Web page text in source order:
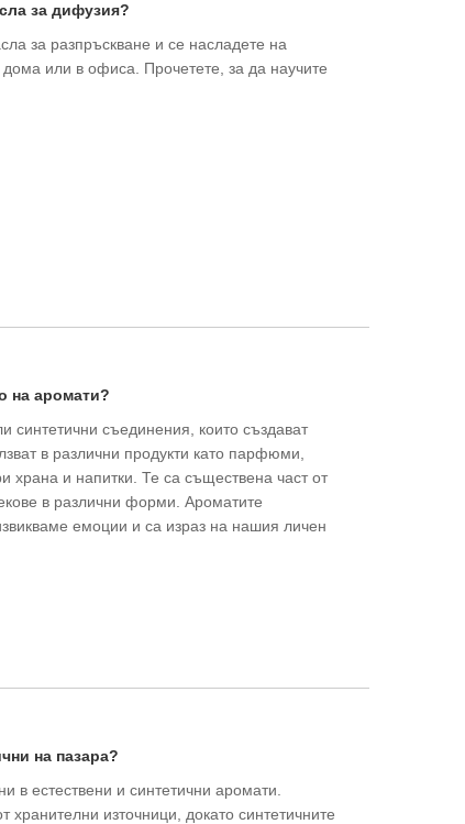
за дифузия?
за разпръскване и се насладете на
или в офиса. Прочетете, за да научите
на аромати?
синтетични съединения, които създават
в различни продукти като парфюми,
храна и напитки. Те са съществена част от
в различни форми. Ароматите
емоции и са израз на нашия личен
на пазара?
в естествени и синтетични аромати.
хранителни източници, докато синтетичните